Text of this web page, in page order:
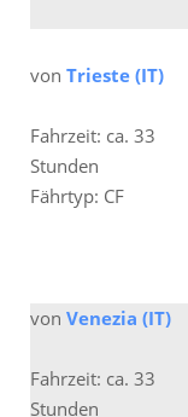
von Trieste (IT)
Fahrzeit: ca. 33
Stunden
Fährtyp: CF
von Venezia (IT)
Fahrzeit: ca. 33
Stunden